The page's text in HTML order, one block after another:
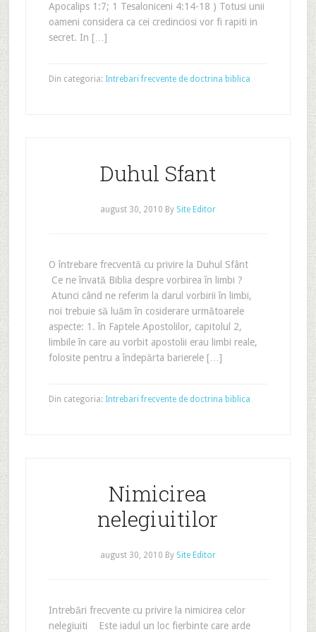
Apocalips 1:7; 1 Tesaloniceni 4:14-18 ) Totusi unii
oameni considera ca cei credinciosi vor fi rapiti in
secret. In […]
Din categoria: Intrebari frecvente de doctrina biblica
Duhul Sfant
august 30, 2010 By Site Editor
O întrebare frecventă cu privire la Duhul Sfânt
Ce ne învată Biblia despre vorbirea în limbi ?
Atunci când ne referim la darul vorbirii în limbi,
noi trebuie să luăm în cosiderare următoarele
aspecte: 1. în Faptele Apostolilor, capitolul 2,
limbile în care au vorbit apostolii erau limbi reale,
folosite pentru a îndepărta barierele […]
Din categoria: Intrebari frecvente de doctrina biblica
Nimicirea
nelegiuitilor
august 30, 2010 By Site Editor
Intrebări frecvente cu privire la nimicirea celor
nelegiuiti Este iadul un loc fierbinte care arde